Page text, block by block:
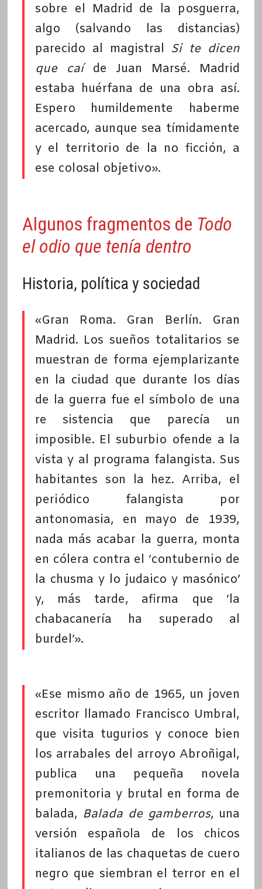
sobre el Madrid de la posguerra,
algo (salvando las distancias)
parecido al magistral Si te dicen
que caíde Juan Marsé. Madrid
estaba huérfana de una obra así.
Espero humildemente haberme
acercado, aunque sea tímidamente
y el territorio de la no ficción, a
ese colosal objetivo».
Algunos fragmentos de Todo
el odio que tenía dentro
Historia, política y sociedad
«Gran Roma. Gran Berlín. Gran
Madrid. Los sueños totalitarios se
muestran de forma ejemplarizante
en la ciudad que durante los días
de la guerra fue el símbolo de una
re sistencia que parecía un
imposible. El suburbio ofende a la
vista y al programa falangista. Sus
habitantes son la hez. Arriba, el
periódico falangista por
antonomasia, en mayo de 1939,
nada más acabar la guerra, monta
en cólera contra el ‘contubernio de
la chusma y lo judaico y masónico’
y, más tarde, afirma que ‘la
chabacanería ha superado al
burdel’».
«Ese mismo año de 1965, un joven
escritor llamado Francisco Umbral,
que visita tugurios y conoce bien
los arrabales del arroyo Abroñigal,
publica una pequeña novela
premonitoria y brutal en forma de
balada, Balada de gamberros, una
versión española de los chicos
italianos de las chaquetas de cuero
negro que siembran el terror en el